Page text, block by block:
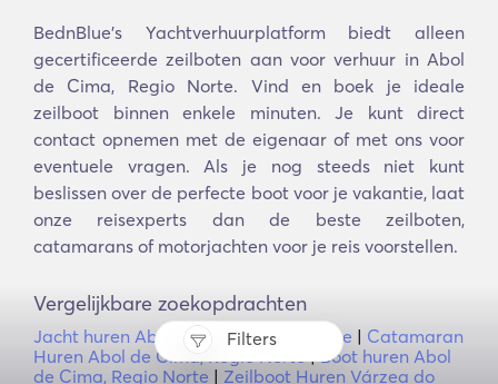
Filters
BednBlue's Yachtverhuurplatform biedt alleen
gecertificeerde zeilboten aan voor verhuur in Abol
de Cima, Regio Norte. Vind en boek je ideale
zeilboot binnen enkele minuten. Je kunt direct
contact opnemen met de eigenaar of met ons voor
eventuele vragen. Als je nog steeds niet kunt
beslissen over de perfecte boot voor je vakantie, laat
onze reisexperts dan de beste zeilboten,
catamarans of motorjachten voor je reis voorstellen.
Vergelijkbare zoekopdrachten
Jacht huren Abol de Cima, Regio Norte | Catamaran
Huren Abol de Cima, Regio Norte|Boot huren Abol
de Cima, Regio Norte | Zeilboot Huren Várzea do